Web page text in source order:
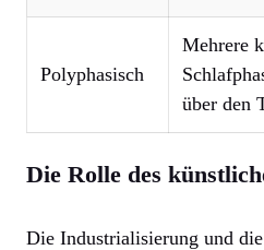
Polyphasisch
Mehrere
über den
Die Rolle des
Die Industrialisierung und